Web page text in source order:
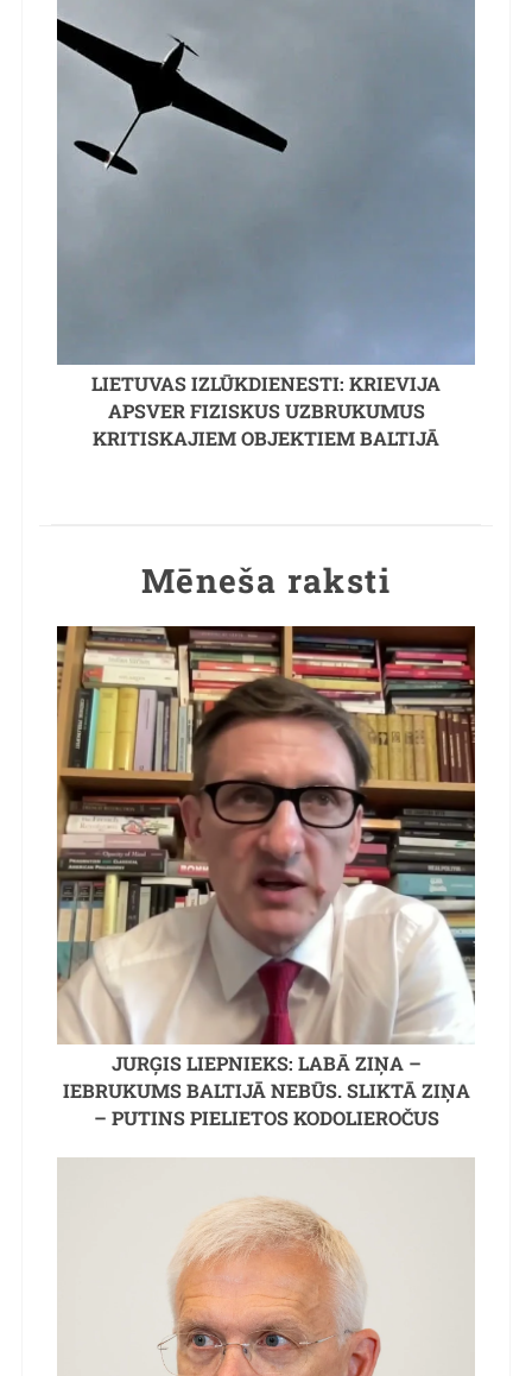
LIETUVAS IZLŪKDIENESTI: KRIEVIJA
APSVER FIZISKUS UZBRUKUMUS
KRITISKAJIEM OBJEKTIEM BALTIJĀ
Mēneša raksti
JURĢIS LIEPNIEKS: LABĀ ZIŅA –
IEBRUKUMS BALTIJĀ NEBŪS. SLIKTĀ ZIŅA
– PUTINS PIELIETOS KODOLIEROČUS